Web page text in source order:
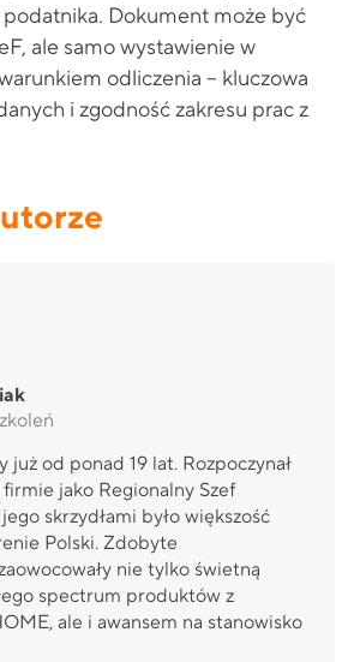
podatnika. Dokument może być
ale samo wystawienie w
odliczenia – kluczowa
i zgodność zakresu prac z
już od ponad 19 lat. Rozpoczynał
jako Regionalny Szef
skrzydłami było większość
Polski. Zdobyte
nie tylko świetną
spectrum produktów z
ale i awansem na stanowisko